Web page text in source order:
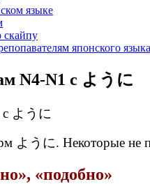
языке
скайпу
японского языка
N4-N1 с ように
ように
ように. Некоторые не
«подобно»